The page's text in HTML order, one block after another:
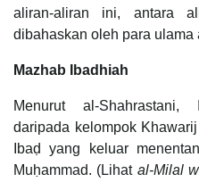
aliran-aliran ini, antara
dibahaskan oleh para
Mazhab Ibadhiah
Menurut al-
daripada kelompok
Ibaḍ yang keluar
Muḥammad. (Lihat al-Milal